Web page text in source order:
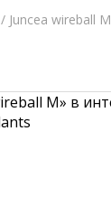
/ Juncea wireball M